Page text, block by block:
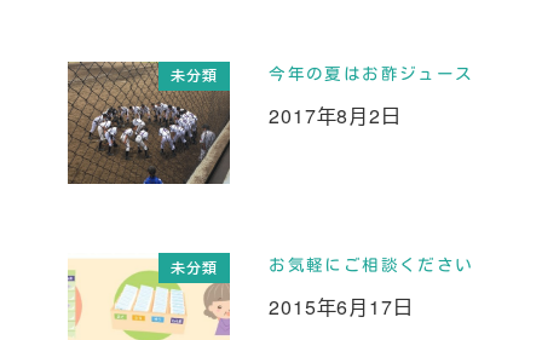
未分類 今年の夏はお酢ジュース
投稿日
2017年8月2日
未分類 お気軽にご相談ください
投稿日
2015年6月17日